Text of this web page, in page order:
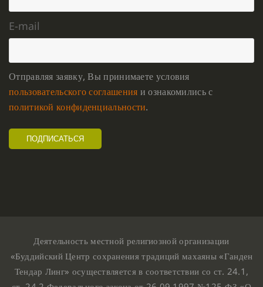
E-mail
Отправляя заявку, Вы принимаете условия
пользовательского соглашения и ознакомились с
политикой конфиденциальности.
Деятельность местной религиозной организации
«Буддийский Центр сохранения традиций махаяны «Ганден
Тендар Линг» осуществляется в соответствии со ст. 24.1,